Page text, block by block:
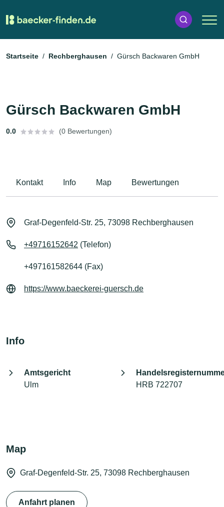
Startseite Rechberghausen Gürsch Backwaren GmbH
Gürsch Backwaren GmbH
0.0 (0 Bewertungen)
Kontakt Info Map Bewertungen
Graf-Degenfeld-Str. 25, 73098 Rechberghausen
+49716152642 (Telefon)
+497161582644 (Fax)
https://www.baeckerei-guersch.de
Info
Amtsgericht
Ulm
HRB 722707
Map
Graf-Degenfeld-Str. 25, 73098 Rechberghausen
Anfahrt planen